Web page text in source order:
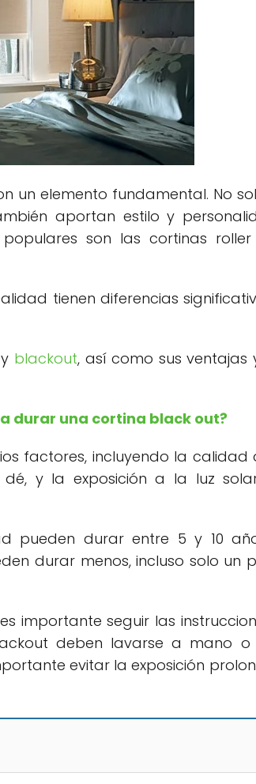
un elemento fundamental. No
aportan estilo y
son las cortinas
tienen diferencias
blackout, así como sus ventajas
durar una cortina black out?
factores, incluyendo la calidad
dé, y la exposición a la luz
pueden durar entre 5 y 10
durar menos, incluso solo un
importante seguir las
deben lavarse a mano
evitar la exposición